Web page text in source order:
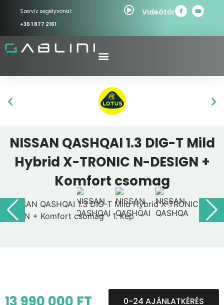
Szervíz segélyvonal:
+36 1 877 2161
Videótár
NISSAN QASHQAI 1.3 DIG-T Mild
Hybrid X-TRONIC N-DESIGN +
Komfort csomag
0-24 AJÁNLATKÉRÉS